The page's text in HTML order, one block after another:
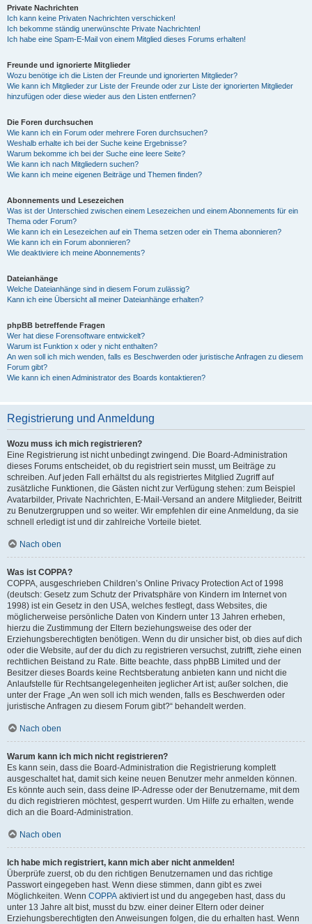
Private Nachrichten
Ich kann keine Privaten Nachrichten verschicken!
Ich bekomme ständig unerwünschte Private Nachrichten!
Ich habe eine Spam-E-Mail von einem Mitglied dieses Forums erhalten!
Freunde und ignorierte Mitglieder
Wozu benötige ich die Listen der Freunde und ignorierten Mitglieder?
Wie kann ich Mitglieder zur Liste der Freunde oder zur Liste der ignorierten Mitglieder
hinzufügen oder diese wieder aus den Listen entfernen?
Die Foren durchsuchen
Wie kann ich ein Forum oder mehrere Foren durchsuchen?
Weshalb erhalte ich bei der Suche keine Ergebnisse?
Warum bekomme ich bei der Suche eine leere Seite?
Wie kann ich nach Mitgliedern suchen?
Wie kann ich meine eigenen Beiträge und Themen finden?
Abonnements und Lesezeichen
Was ist der Unterschied zwischen einem Lesezeichen und einem Abonnements für ein
Thema oder Forum?
Wie kann ich ein Lesezeichen auf ein Thema setzen oder ein Thema abonnieren?
Wie kann ich ein Forum abonnieren?
Wie deaktiviere ich meine Abonnements?
Dateianhänge
Welche Dateianhänge sind in diesem Forum zulässig?
Kann ich eine Übersicht all meiner Dateianhänge erhalten?
phpBB betreffende Fragen
Wer hat diese Forensoftware entwickelt?
Warum ist Funktion x oder y nicht enthalten?
An wen soll ich mich wenden, falls es Beschwerden oder juristische Anfragen zu diesem
Forum gibt?
Wie kann ich einen Administrator des Boards kontaktieren?
Registrierung und Anmeldung
Wozu muss ich mich registrieren?
Eine Registrierung ist nicht unbedingt zwingend. Die Board-Administration
dieses Forums entscheidet, ob du registriert sein musst, um Beiträge zu
schreiben. Auf jeden Fall erhältst du als registriertes Mitglied Zugriff auf
zusätzliche Funktionen, die Gästen nicht zur Verfügung stehen: zum Beispiel
Avatarbilder, Private Nachrichten, E-Mail-Versand an andere Mitglieder, Beitritt
zu Benutzergruppen und so weiter. Wir empfehlen dir eine Anmeldung, da sie
schnell erledigt ist und dir zahlreiche Vorteile bietet.
Nach oben
Was ist COPPA?
COPPA, ausgeschrieben Children’s Online Privacy Protection Act of 1998
(deutsch: Gesetz zum Schutz der Privatsphäre von Kindern im Internet von
1998) ist ein Gesetz in den USA, welches festlegt, dass Websites, die
möglicherweise persönliche Daten von Kindern unter 13 Jahren erheben,
hierzu die Zustimmung der Eltern beziehungsweise des oder der
Erziehungsberechtigten benötigen. Wenn du dir unsicher bist, ob dies auf dich
oder die Website, auf der du dich zu registrieren versuchst, zutrifft, ziehe einen
rechtlichen Beistand zu Rate. Bitte beachte, dass phpBB Limited und der
Besitzer dieses Boards keine Rechtsberatung anbieten kann und nicht die
Anlaufstelle für Rechtsangelegenheiten jeglicher Art ist; außer solchen, die
unter der Frage „An wen soll ich mich wenden, falls es Beschwerden oder
juristische Anfragen zu diesem Forum gibt?“ behandelt werden.
Nach oben
Warum kann ich mich nicht registrieren?
Es kann sein, dass die Board-Administration die Registrierung komplett
ausgeschaltet hat, damit sich keine neuen Benutzer mehr anmelden können.
Es könnte auch sein, dass deine IP-Adresse oder der Benutzername, mit dem
du dich registrieren möchtest, gesperrt wurden. Um Hilfe zu erhalten, wende
dich an die Board-Administration.
Nach oben
Ich habe mich registriert, kann mich aber nicht anmelden!
Überprüfe zuerst, ob du den richtigen Benutzernamen und das richtige
Passwort eingegeben hast. Wenn diese stimmen, dann gibt es zwei
Möglichkeiten. Wenn COPPA aktiviert ist und du angegeben hast, dass du
unter 13 Jahre alt bist, musst du bzw. einer deiner Eltern oder deiner
Erziehungsberechtigten den Anweisungen folgen, die du erhalten hast. Wenn